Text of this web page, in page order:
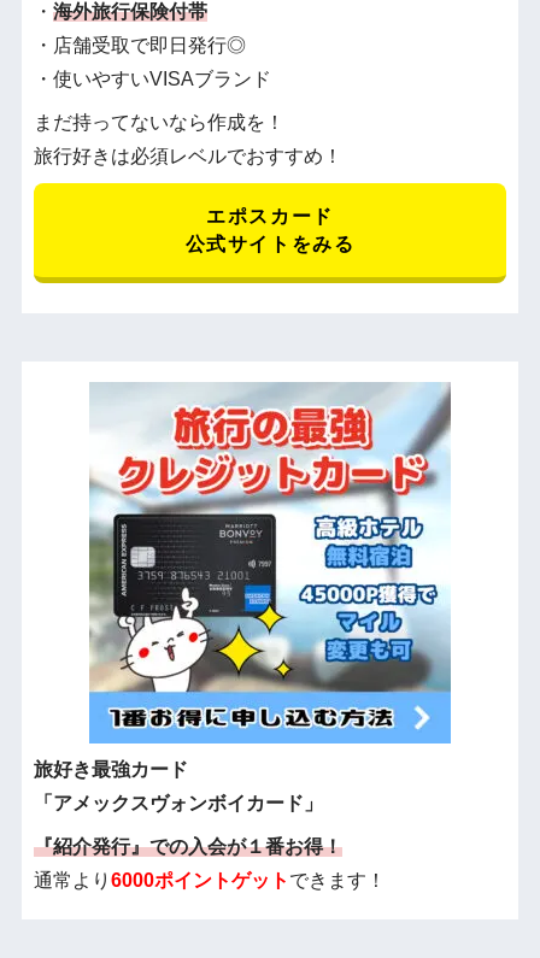
・ 海外旅行保険付帯
・店舗受取で即日発行◎
・使いやすいVISAブランド
まだ持ってないなら作成を！
旅行好きは必須レベルでおすすめ！
エポスカード
公式サイトをみる
旅好き最強カード
「アメックスヴォンボイカード」
『紹介発行』での入会が１番お得！
通常より 6000ポイントゲット できます！